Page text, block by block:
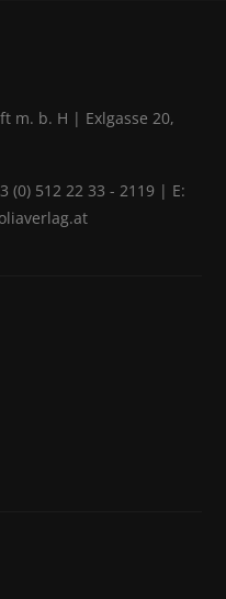
m. b. H | Exlgasse 20,
(0) 512 22 33 - 2119 | E: